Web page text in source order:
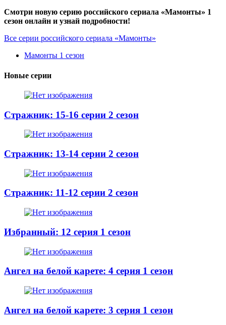
Смотри новую серию российского сериала «Мамонты» 1
сезон онлайн и узнай подробности!
Все серии российского сериала «Мамонты»
Мамонты 1 сезон
Новые серии
Стражник: 15-16 серии 2 сезон
Стражник: 13-14 серии 2 сезон
Стражник: 11-12 серии 2 сезон
Избранный: 12 серия 1 сезон
Ангел на белой карете: 4 серия 1 сезон
Ангел на белой карете: 3 серия 1 сезон